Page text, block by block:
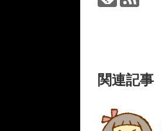
関連記事